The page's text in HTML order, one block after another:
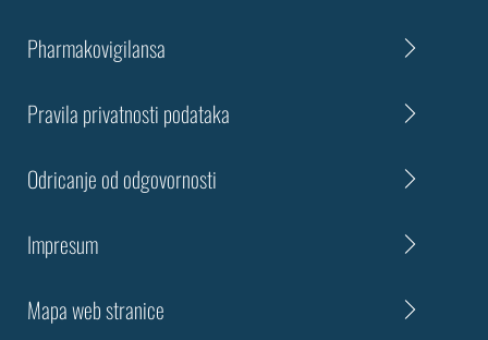
Pharmakovigilansa
Pravila privatnosti podataka
Odricanje od odgovornosti
Impresum
Mapa web stranice